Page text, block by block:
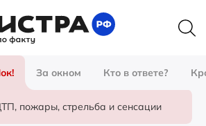
За окном Кто в ответе?
пожары, стрельба и сенсации